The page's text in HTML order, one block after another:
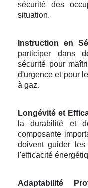
sécurité des
situation.
Instruction en
participer dans
sécurité pour
d'urgence et pour
à gaz.
Longévité et
la durabilité et
composante
doivent guider
l'efficacité
Adaptabilité